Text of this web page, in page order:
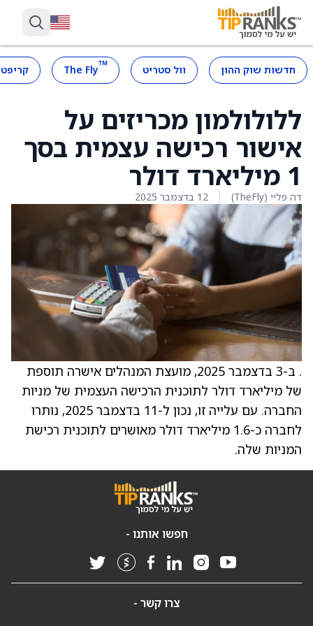
חדשות שוק ההון וול סטריט ™
The Fly
ללולולמון מכריזים על
אישור רכישה עצמית בסך
1 מיליארד דולר
דה פליי (TheFly) 12 בדצמבר 2025
. ב-3 בדצמבר 2025, מועצת המנהלים אישרה תוספת
של מיליארד דולר לתוכנית הרכישה העצמית של מניות
החברה. עם עלייה זו, נכון ל-11 בדצמבר 2025, נותרו
לחברה כ-1.6 מיליארד דולר מאושרים לתוכנית רכישת
המניות שלה.
חפשו אותנו -
צרו קשר -